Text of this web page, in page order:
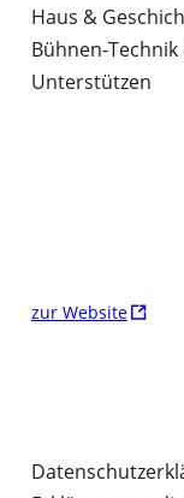
Haus &
Bühnen-
Unterstützen
zur Website
Ö
i